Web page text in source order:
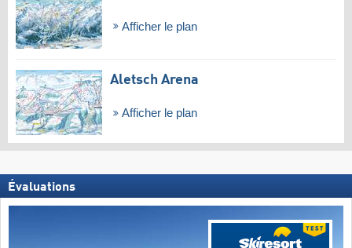
Afficher le plan
Aletsch Arena
Afficher le plan
Évaluations